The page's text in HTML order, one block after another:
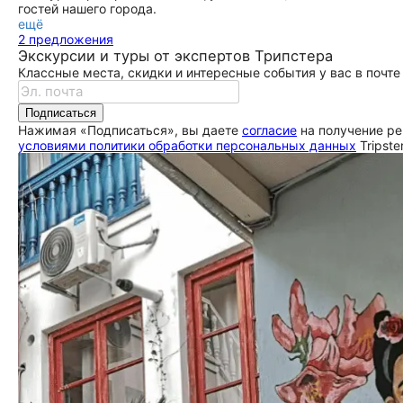
гостей нашего города.
ещё
2 предложения
Экскурсии и туры от экспертов Трипстера
Классные места, скидки и интересные события у вас в почте
Подписаться
Нажимая «Подписаться», вы даете согласие на получение
условиями политики обработки персональных данных